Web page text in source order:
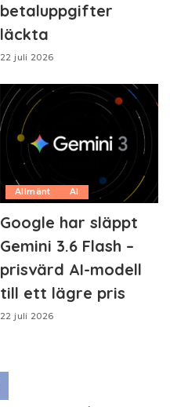
betaluppgifter
läckta
22 juli 2026
Allmänt AI
Google har släppt
Gemini 3.6 Flash –
prisvärd AI-modell
till ett lägre pris
22 juli 2026